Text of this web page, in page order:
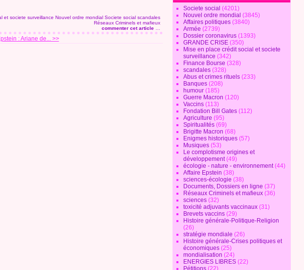
et societe surveillance Nouvel ordre mondial Societe social scandales
Réseaux Criminels et mafieux
commenter cet article
: Ariane de... >>
Societe social (4201)
Nouvel ordre mondial (3845)
Affaires politiques (3840)
Armée (2739)
Dossier coronavirus (1393)
GRANDE CRISE (350)
Mise en place crédit social et societe
surveillance (342)
Finance Bourse (328)
scandales (328)
Abus et crimes rituels (233)
Banques (208)
humour (185)
Guerre Macron (120)
Vaccins (113)
Fondation Bill Gates (112)
Agriculture (95)
Spiritualités (69)
Brigitte Macron (68)
Enigmes historiques (57)
Musiques (53)
Le complotisme origines et
développement(49)
écologie - nature - environnement(44)
Affaire Epstein (38)
sciences-écologie (38)
Documents, Dossiers en ligne (37)
Réseaux Criminels et mafieux (36)
sciences (32)
toxicité adjuvants vaccinaux (31)
Brevets vaccins (29)
Histoire générale-Politique-Religion
(26)
stratégie mondiale (26)
Histoire générale-Crises politiques et
économiques (25)
mondialisation (24)
ENERGIES LIBRES (22)
Pétitions (22)